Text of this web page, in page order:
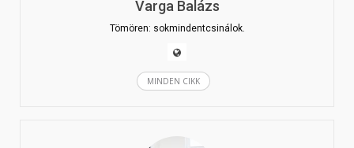
Varga Balázs
Tömören: sokmindentcsinálok.
MINDEN CIKK